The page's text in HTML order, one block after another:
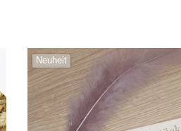
Neuheit